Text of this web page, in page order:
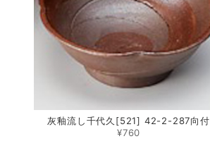
灰釉流し千代久[521] 42-2-287向付
¥760